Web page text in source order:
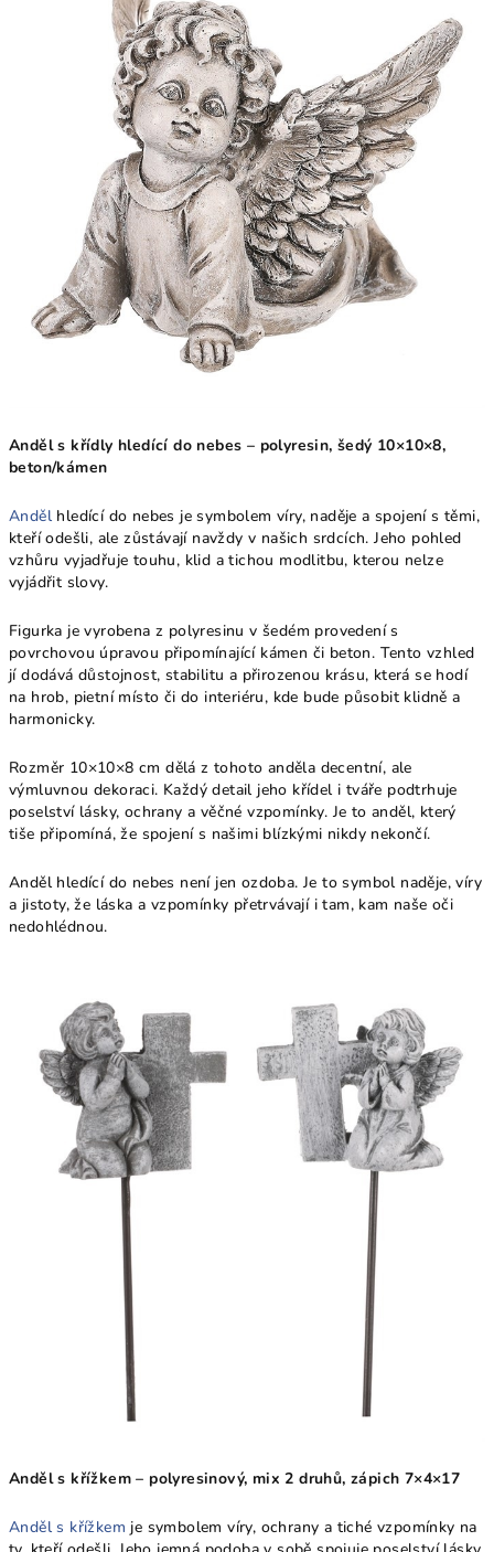
Anděl s křídly hledící do nebes – polyresin, šedý 10×10×8,
beton/kámen
Anděl hledící do nebes je symbolem víry, naděje a spojení s těmi,
kteří odešli, ale zůstávají navždy v našich srdcích. Jeho pohled
vzhůru vyjadřuje touhu, klid a tichou modlitbu, kterou nelze
vyjádřit slovy.
Figurka je vyrobena z polyresinu v šedém provedení s
povrchovou úpravou připomínající kámen či beton. Tento vzhled
jí dodává důstojnost, stabilitu a přirozenou krásu, která se hodí
na hrob, pietní místo či do interiéru, kde bude působit klidně a
harmonicky.
Rozměr 10×10×8 cm dělá z tohoto anděla decentní, ale
výmluvnou dekoraci. Každý detail jeho křídel i tváře podtrhuje
poselství lásky, ochrany a věčné vzpomínky. Je to anděl, který
tiše připomíná, že spojení s našimi blízkými nikdy nekončí.
Anděl hledící do nebes není jen ozdoba. Je to symbol naděje, víry
a jistoty, že láska a vzpomínky přetrvávají i tam, kam naše oči
nedohlédnou.
Anděl s křížkem – polyresinový, mix 2 druhů, zápich 7×4×17
Anděl s křížkem je symbolem víry, ochrany a tiché vzpomínky na